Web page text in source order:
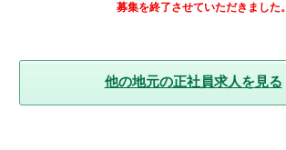
募集を終了させていただきました。
他の地元の正社員求人を見る